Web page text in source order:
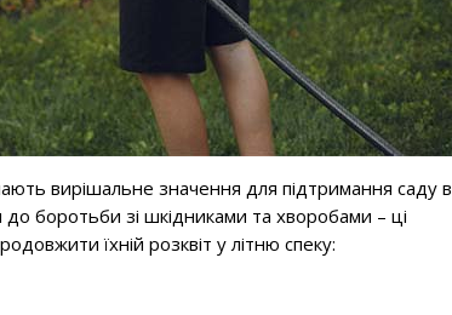
вирішальне значення для підтримання саду в
боротьби зі шкідниками та хворобами – ці
їхній розквіт у літню спеку: